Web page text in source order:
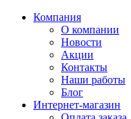
Компания
О компании
Новости
Акции
Контакты
Наши работы
Блог
Интернет-магазин